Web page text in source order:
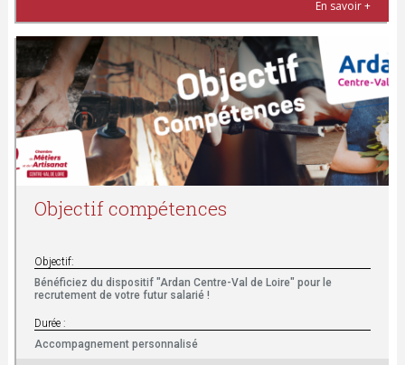
En savoir +
Objectif compétences
Objectif:
Bénéficiez du dispositif "Ardan Centre-Val de Loire" pour le
recrutement de votre futur salarié !
Durée :
Accompagnement personnalisé